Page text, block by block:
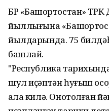
БР «Башҡортостан»
йыллығына
йылдарында. 75
башлай.
"Республика
шул иҫәптән һуғыш
ҡала килә. Онотолған